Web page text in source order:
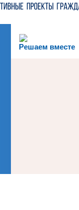
Решаем вместе